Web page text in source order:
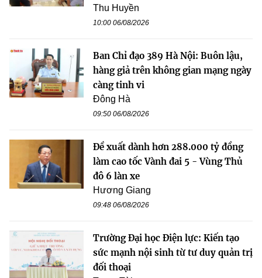
Thu Huyền
10:00 06/08/2026
Ban Chỉ đạo 389 Hà Nội: Buôn lậu,
hàng giả trên không gian mạng ngày
càng tinh vi
Đông Hà
09:50 06/08/2026
Đề xuất dành hơn 288.000 tỷ đồng
làm cao tốc Vành đai 5 - Vùng Thủ
đô 6 làn xe
Hương Giang
09:48 06/08/2026
Trường Đại học Điện lực: Kiến tạo
sức mạnh nội sinh từ tư duy quản trị
đối thoại